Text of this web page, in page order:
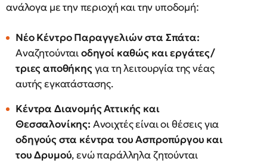
ανάλογα με την περιοχή και την υποδομή:
Νέο Κέντρο Παραγγελιών στα Σπάτα:
Αναζητούνταιοδηγοί καθώς και εργάτες/
τριες αποθήκηςγια τη λειτουργία της νέας
αυτής εγκατάστασης.
Κέντρα Διανομής Αττικής και
Θεσσαλονίκης: Ανοιχτές είναι οι θέσεις για
οδηγούς στα κέντρα του Ασπροπύργου και
του Δρυμού, ενώ παράλληλα ζητούνται